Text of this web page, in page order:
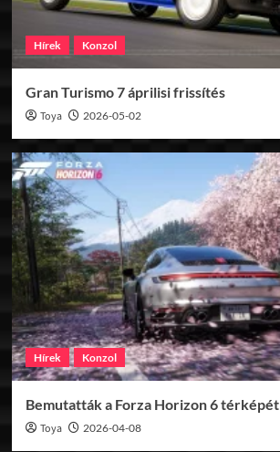
Hírek Konzol
Gran Turismo 7 áprilisi frissítés
Toya 2026-05-02
Hírek Konzol
Bemutatták a Forza Horizon 6 térképét
Toya 2026-04-08